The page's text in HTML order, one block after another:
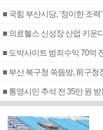
■ 의료헬스 신성장 산업 키
■ 도박사이트 범죄수익 70억
■ 부산 북구청 쑥뜸방, 前구청
■ 통영시민 추석 전 35만 원